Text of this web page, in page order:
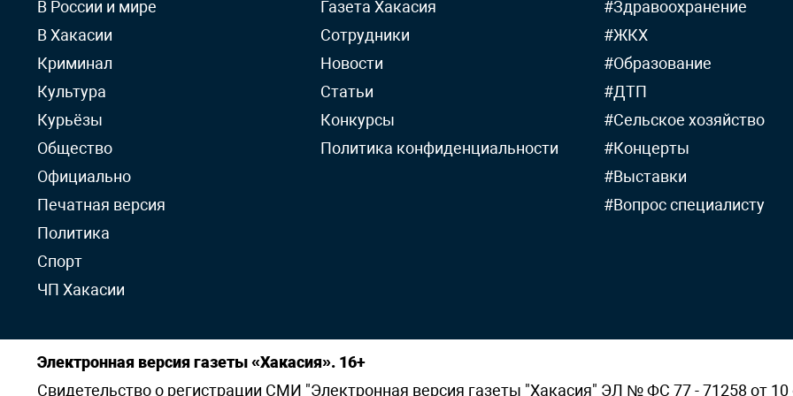
В России и мире
В Хакасии
Криминал
Культура
Курьёзы
Общество
Официально
Печатная версия
Политика
Спорт
ЧП Хакасии
Газета Хакасия
Сотрудники
Новости
Статьи
Конкурсы
Политика конфиденциальности
#Здравоохранение
#ЖКХ
#Образование
#ДТП
#Сельское хозяйство
#Концерты
#Выставки
#Вопрос специалисту
Электронная версия газеты «Хакасия». 16+
Свидетельство о регистрации СМИ "Электронная версия газеты "Хакасия" ЭЛ № ФС 77 - 71258 от 10